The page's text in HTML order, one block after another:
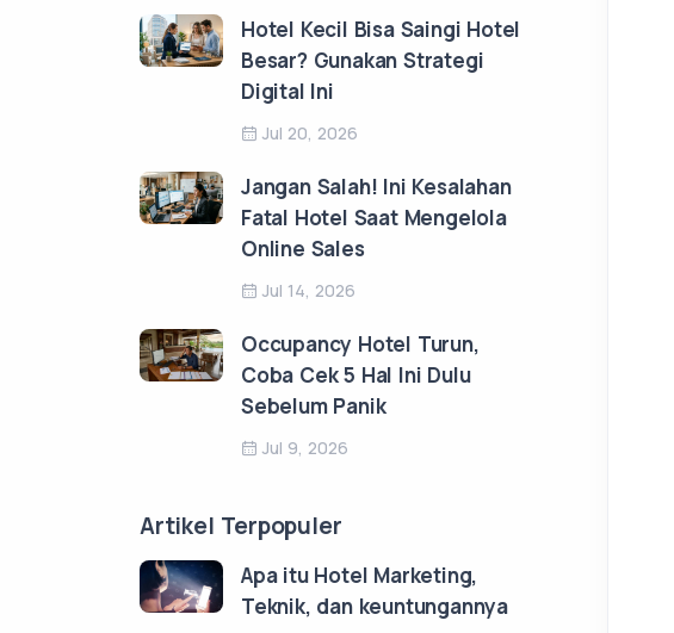
Hotel Kecil Bisa Saingi Hotel
Besar? Gunakan Strategi
Digital Ini
Jul 20, 2026
Jangan Salah! Ini Kesalahan
Fatal Hotel Saat Mengelola
Online Sales
Jul 14, 2026
Occupancy Hotel Turun,
Coba Cek 5 Hal Ini Dulu
Sebelum Panik
Jul 9, 2026
Artikel Terpopuler
Apa itu Hotel Marketing,
Teknik, dan keuntungannya